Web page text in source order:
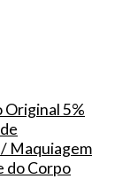
Original 5%
Maquiagem
do Corpo